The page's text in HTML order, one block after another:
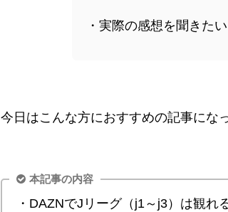
・実際の感想を聞きたい
今日はこんな方におすすめの記事にな
本記事の内容
・DAZNでJリーグ（j1～j3）は観れ